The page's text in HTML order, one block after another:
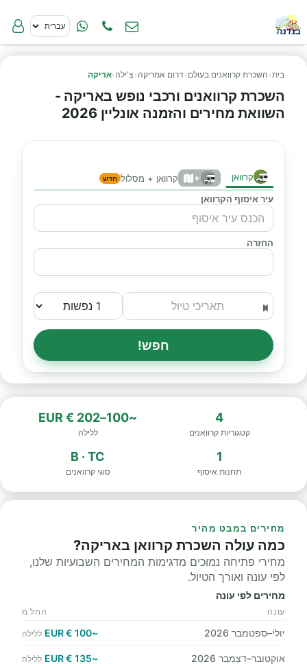
בית› השכרת קרוואנים בעולם ›דרום אמריקה › צ'ילה ›אריקה
השכרת קרוואנים ורכבי נופש באריקה -
השוואת מחירים והזמנה אונליין 2026
קרוואן + קרוואן + מסלול חדש
עיר איסוף הקרוואן
החזרה
חפש!
4
קטגוריות קרוואנים
~100–202 € EUR
ללילה
1
תחנות איסוף
B · TC
סוגי קרוואנים
מחירים במבט מהיר
כמה עולה השכרת קרוואן באריקה?
מחירי פתיחה נמוכים מדגימות המחירים השבועיות שלנו,
לפי עונה ואורך הטיול.
מחירים לפי עונה
עונה החל מ
יולי–ספטמבר 2026 ~100 € EUR ללילה
אוקטובר–דצמבר 2026 ~135 € EUR ללילה